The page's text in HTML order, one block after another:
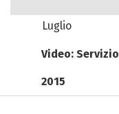
Luglio
Video:
2015